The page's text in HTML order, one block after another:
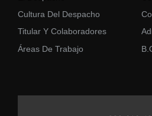
Cultura Del Despacho
Titular Y Colaboradores
Áreas De Trabajo